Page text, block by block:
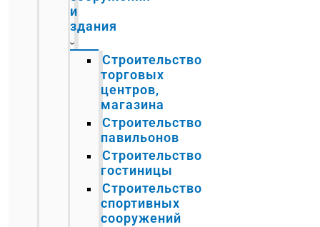
и
здания
Строительство
торговых
центров,
магазина
Строительство
павильонов
Строительство
гостиницы
Строительство
спортивных
сооружений